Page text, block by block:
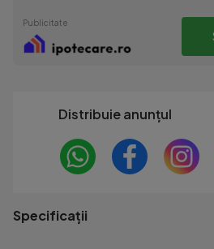
Publicitate
Distribuie anunțul
Specificații